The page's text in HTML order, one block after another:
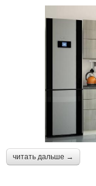
читать дальше →